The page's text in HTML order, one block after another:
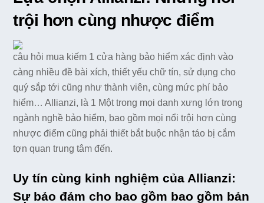
trội hơn cùng nhược điểm
câu hỏi mua kiếm 1 cửa hàng bảo hiểm xác định vào
càng nhiều đề bài xích, thiết yếu chữ tín, sử dụng cho
quý sắp tới cũng như thành viên, cùng mức phí bảo
hiểm… Allianzi, là 1 Một trong mọi danh xưng lớn trong
ngành nghề bảo hiểm, bao gồm mọi nổi trội hơn cùng
nhược điểm cũng phải thiết bắt buộc nhận táo bị cắm
tợn quan trung tâm đến.
Uy tín cùng kinh nghiệm của Allianzi:
Sự bảo đảm cho bao gồm bao gồm bản